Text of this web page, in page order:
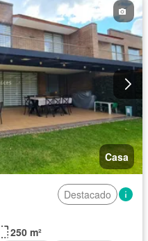
Casa
Destacado
250 m²